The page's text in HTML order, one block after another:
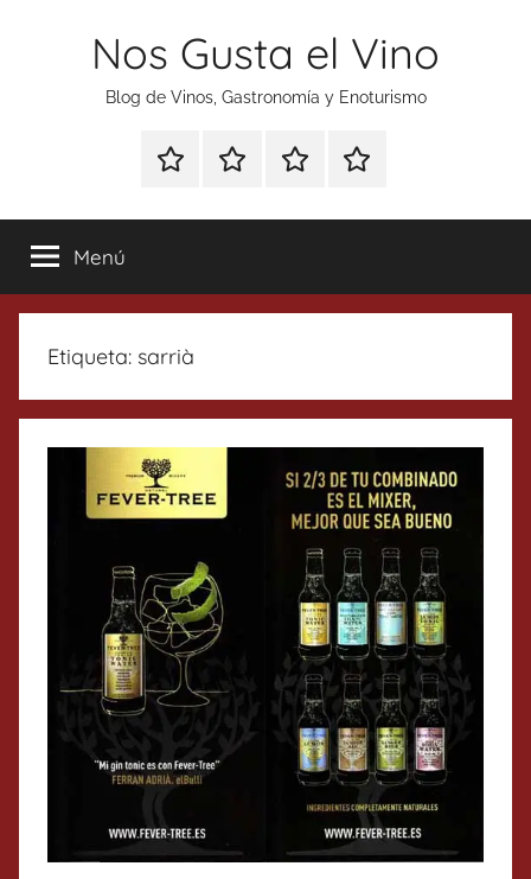
Nos Gusta el Vino
Blog de Vinos, Gastronomía y Enoturismo
Especial
Tonics
Enoturismo
Gastronomía
RankingContacto
Menú
Etiqueta: sarrià